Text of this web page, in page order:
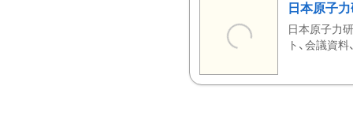
日本原子
日本原子力
ト、会議資